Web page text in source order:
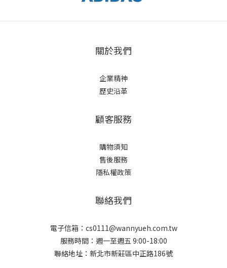
關於我們
企業精神
歷史沿革
顧客服務
購物須知
售後服務
隱私權政策
聯絡我們
電子信箱：cs0111@wannyueh.com.tw
服務時間：週一至週五 9:00-18:00
聯絡地址：新北市新莊區中正路186號